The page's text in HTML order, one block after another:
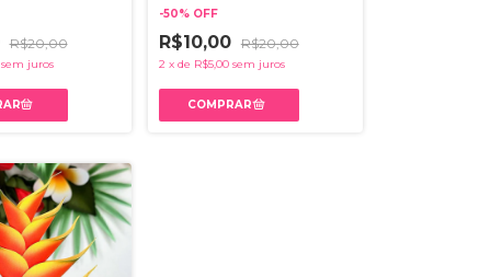
R$20,00
sem juros
-50% OFF
R$10,00 R$20,00
2 x de R$5,00 sem juros